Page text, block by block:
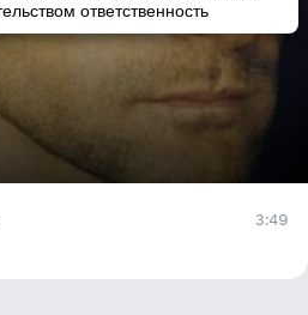
ответственность
3:49